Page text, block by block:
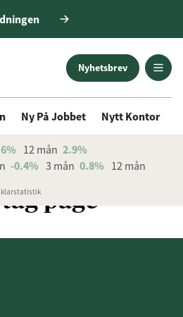
Nyhetsbrev
Ny På Jobbet Nytt Kontor
12 mån 2.9%
-0.4% 3 mån 0.8% 12 mån
page